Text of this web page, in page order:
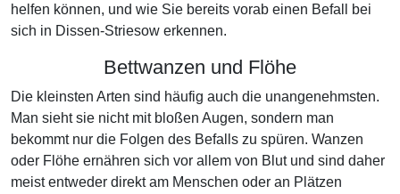
helfen können, und wie Sie bereits vorab einen Befall bei
sich in Dissen-Striesow erkennen.
Bettwanzen und Flöhe
Die kleinsten Arten sind häufig auch die unangenehmsten.
Man sieht sie nicht mit bloßen Augen, sondern man
bekommt nur die Folgen des Befalls zu spüren. Wanzen
oder Flöhe ernähren sich vor allem von Blut und sind daher
meist entweder direkt am Menschen oder an Plätzen